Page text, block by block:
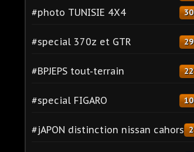
#photo TUNISIE 4X4 30
#special 370z et GTR 29
#BPJEPS tout-terrain 22
#special FIGARO 10
#jAPON distinction nissan cahors 2